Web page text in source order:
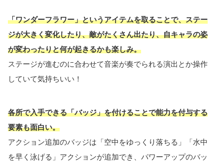
「ワンダーフラワー」というアイテムを取ることで、ステー
ジが大きく変化したり、敵がたくさん出たり、自キャラの姿
が変わったりと何が起きるかも楽しみ。
ステージが進むのに合わせて音楽が奏でられる演出とか操作
していて気持ちいい！
各所で入手できる「バッジ」を付けることで能力を付与する
要素も面白い。
アクション追加のバッジは「空中をゆっくり落ちる」「水中
を早く泳げる」アクションが追加でき、パワーアップのバッ